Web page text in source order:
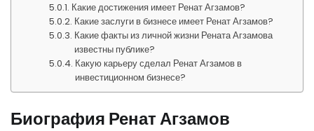
Какие достижения имеет Ренат Агзамов?
Какие заслуги в бизнесе имеет Ренат Агзамов?
Какие факты из личной жизни Рената Агзамова
известны публике?
Какую карьеру сделал Ренат Агзамов в
инвестиционном бизнесе?
Биография Ренат Агзамов